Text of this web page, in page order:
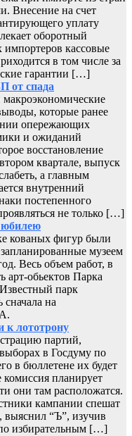
Внесение на счет
уплату
оборотный
импортеров кассовые
в том числе за
гарантии […]
от спада
которые ранее
опережающих
и ожиданий
восстановление
квартале, выпуск
а главным
внутренний
постепенного
не только […]
юбилею
кованых фигур были
музеем
Весь объем работ, в
арт-обьектов Парка
парк
на
к лототрону
партий,
в Госдуму по
в бюллетене их будет
планирует
они там расположатся.
кампании спешат
выяснил “Ъ”, изучив
избирательным […]